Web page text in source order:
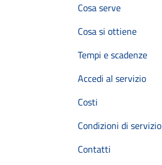
Cosa serve
Cosa si ottiene
Tempi e scadenze
Accedi al servizio
Costi
Condizioni di servizio
Contatti